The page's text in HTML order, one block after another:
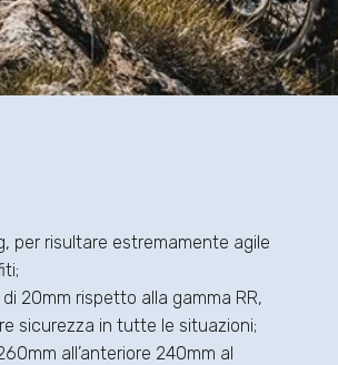
per risultare estremamente agile
20mm rispetto alla gamma RR,
sicurezza in tutte le situazioni;
all’anteriore 240mm al